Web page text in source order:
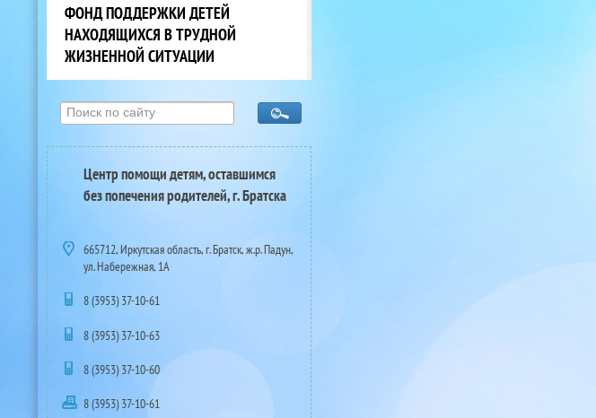
ФОНД ПОДДЕРЖКИ ДЕТЕЙ
НАХОДЯЩИХСЯ В ТРУДНОЙ
ЖИЗНЕННОЙ СИТУАЦИИ
Центр помощи детям, оставшимся
без попечения родителей, г. Братска
665712, Иркутская область, г. Братск, ж.р. Падун,
ул. Набережная, 1А
8 (3953) 37-10-61
8 (3953) 37-10-63
8 (3953) 37-10-60
8 (3953) 37-10-61